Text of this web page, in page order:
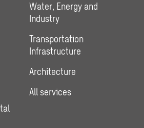
Water, Energy and
Industry
Transportation
Infrastructure
Architecture
All services